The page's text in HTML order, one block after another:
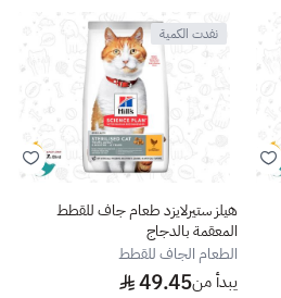
نفدت الكمية
هيلز ستيرلايزد طعام جاف للقطط
المعقمة بالدجاج
الطعام الجاف للقطط
يبدأ من49.45